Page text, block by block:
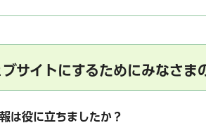
サイトにするためにみなさま
は役に立ちましたか？